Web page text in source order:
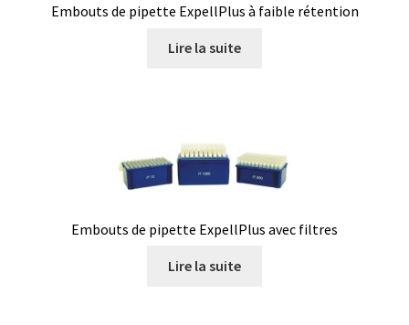
Commande
Consommable – Cryogénie
Embouts de pipette ExpellPlus à faible rétention
Lire la suite
Embouts de pipette ExpellPlus avec filtres
Lire la suite